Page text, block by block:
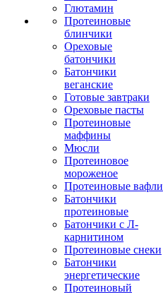
Глютамин
Протеиновые
блинчики
Ореховые
батончики
Батончики
веганские
Готовые завтраки
Ореховые пасты
Протеиновые
маффины
Мюсли
Протеиновое
мороженое
Протеиновые вафли
Батончики
протеиновые
Батончики с Л-
карнитином
Протеиновые снеки
Батончики
энергетические
Протеиновый